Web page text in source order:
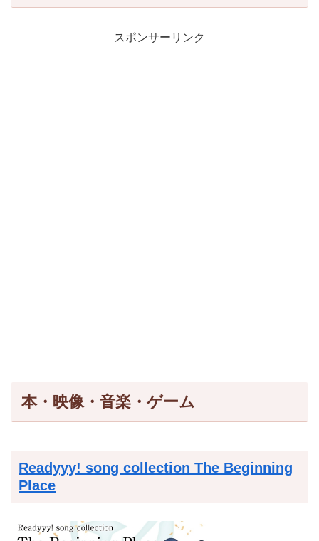
スポンサーリンク
本・映像・音楽・ゲーム
Readyyy! song collection The Beginning
Place